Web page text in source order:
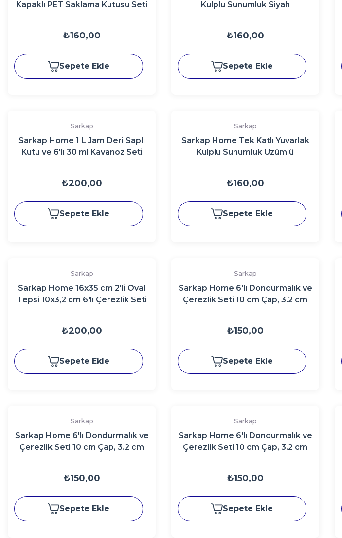
Kapaklı PET Saklama Kutusu Seti
₺160,00
Sepete Ekle
Kulplu Sunumluk Siyah
₺160,00
Sepete Ekle
Sarkap
Sarkap Home 1 L Jam Deri Saplı
Kutu ve 6'lı 30 ml Kavanoz Seti
₺200,00
Sepete Ekle
Sarkap
Sarkap Home Tek Katlı Yuvarlak
Kulplu Sunumluk Üzümlü
₺160,00
Sepete Ekle
Sarkap
Sarkap Home 16x35 cm 2'li Oval
Tepsi 10x3,2 cm 6'lı Çerezlik Seti
₺200,00
Sepete Ekle
Sarkap
Sarkap Home 6'lı Dondurmalık ve
Çerezlik Seti 10 cm Çap, 3.2 cm
₺150,00
Sepete Ekle
Sarkap
Sarkap Home 6'lı Dondurmalık ve
Çerezlik Seti 10 cm Çap, 3.2 cm
₺150,00
Sepete Ekle
Sarkap
Sarkap Home 6'lı Dondurmalık ve
Çerezlik Seti 10 cm Çap, 3.2 cm
₺150,00
Sepete Ekle